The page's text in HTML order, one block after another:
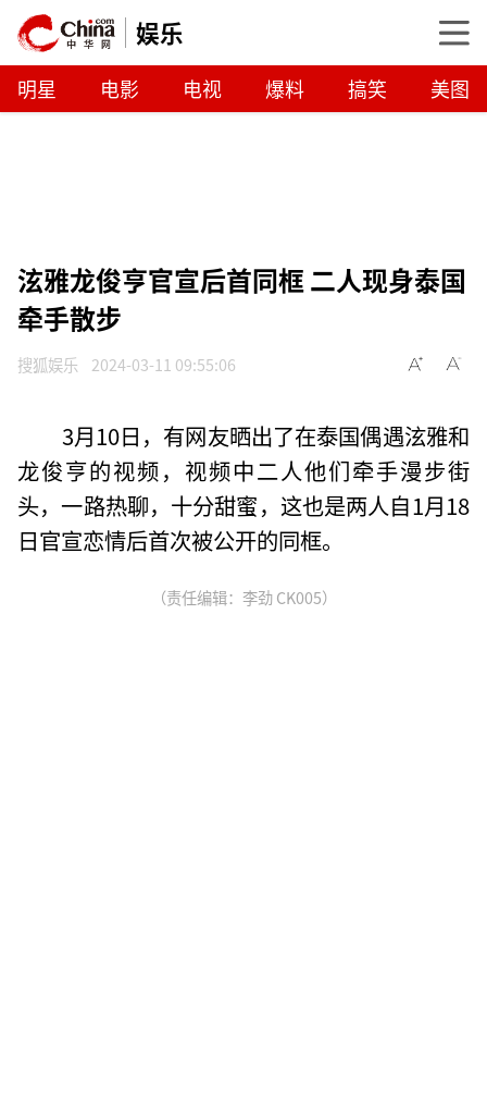
娱乐
明星 电影 电视 爆料 搞笑 美图
泫雅龙俊亨官宣后首同框 二人现身泰国
牵手散步
搜狐娱乐 2024-03-11 09:55:06
3月10日，有网友晒出了在泰国偶遇泫雅和
龙俊亨的视频，视频中二人他们牵手漫步街
头，一路热聊，十分甜蜜，这也是两人自1月18
日官宣恋情后首次被公开的同框。
（责任编辑：李劲 CK005）